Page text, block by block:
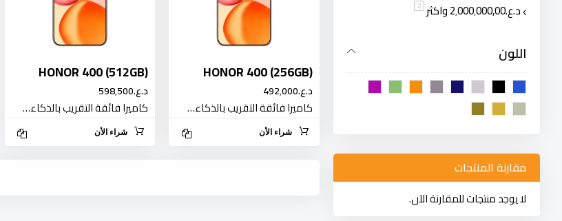
HONOR 400 (256GB)
د.ع.‏492٬000
كاميرا فائقة التقريب بالذكاء…
شراء الأن
HONOR 400 (512GB)
د.ع.‏598٬500
كاميرا فائقة التقريب بالذكاء…
شراء الأن
د.ع.‏2٬000٬000٫00 واكثر 2
اللون
مقارنة المنتجات
لا يوجد منتجات للمقارنة الآن.